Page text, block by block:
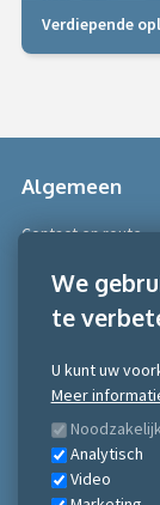
Verdiepende
Algemeen
Contact en route
Meer
Algemene
Algemene
Gedragscode NRTO
Privacy Statement
Inschrijven
We
te
U kunt uw
Meer
Analytisch
Video